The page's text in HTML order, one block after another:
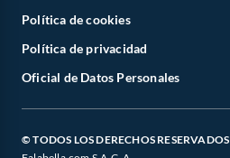
Política de cookies
Política de privacidad
Oficial de Datos Personales
© TODOS LOS DERECHOS RESERVADOS